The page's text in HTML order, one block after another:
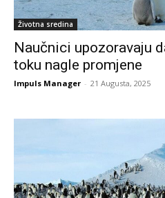
Životna sredina
Naučnici upozoravaju
toku nagle promjene
Impuls Manager - 21 Augusta, 2025